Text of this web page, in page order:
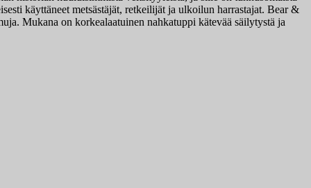
käyttäneet metsästäjät, retkeilijät ja ulkoilun harrastajat. Bear &
Mukana on korkealaatuinen nahkatuppi kätevää säilytystä ja